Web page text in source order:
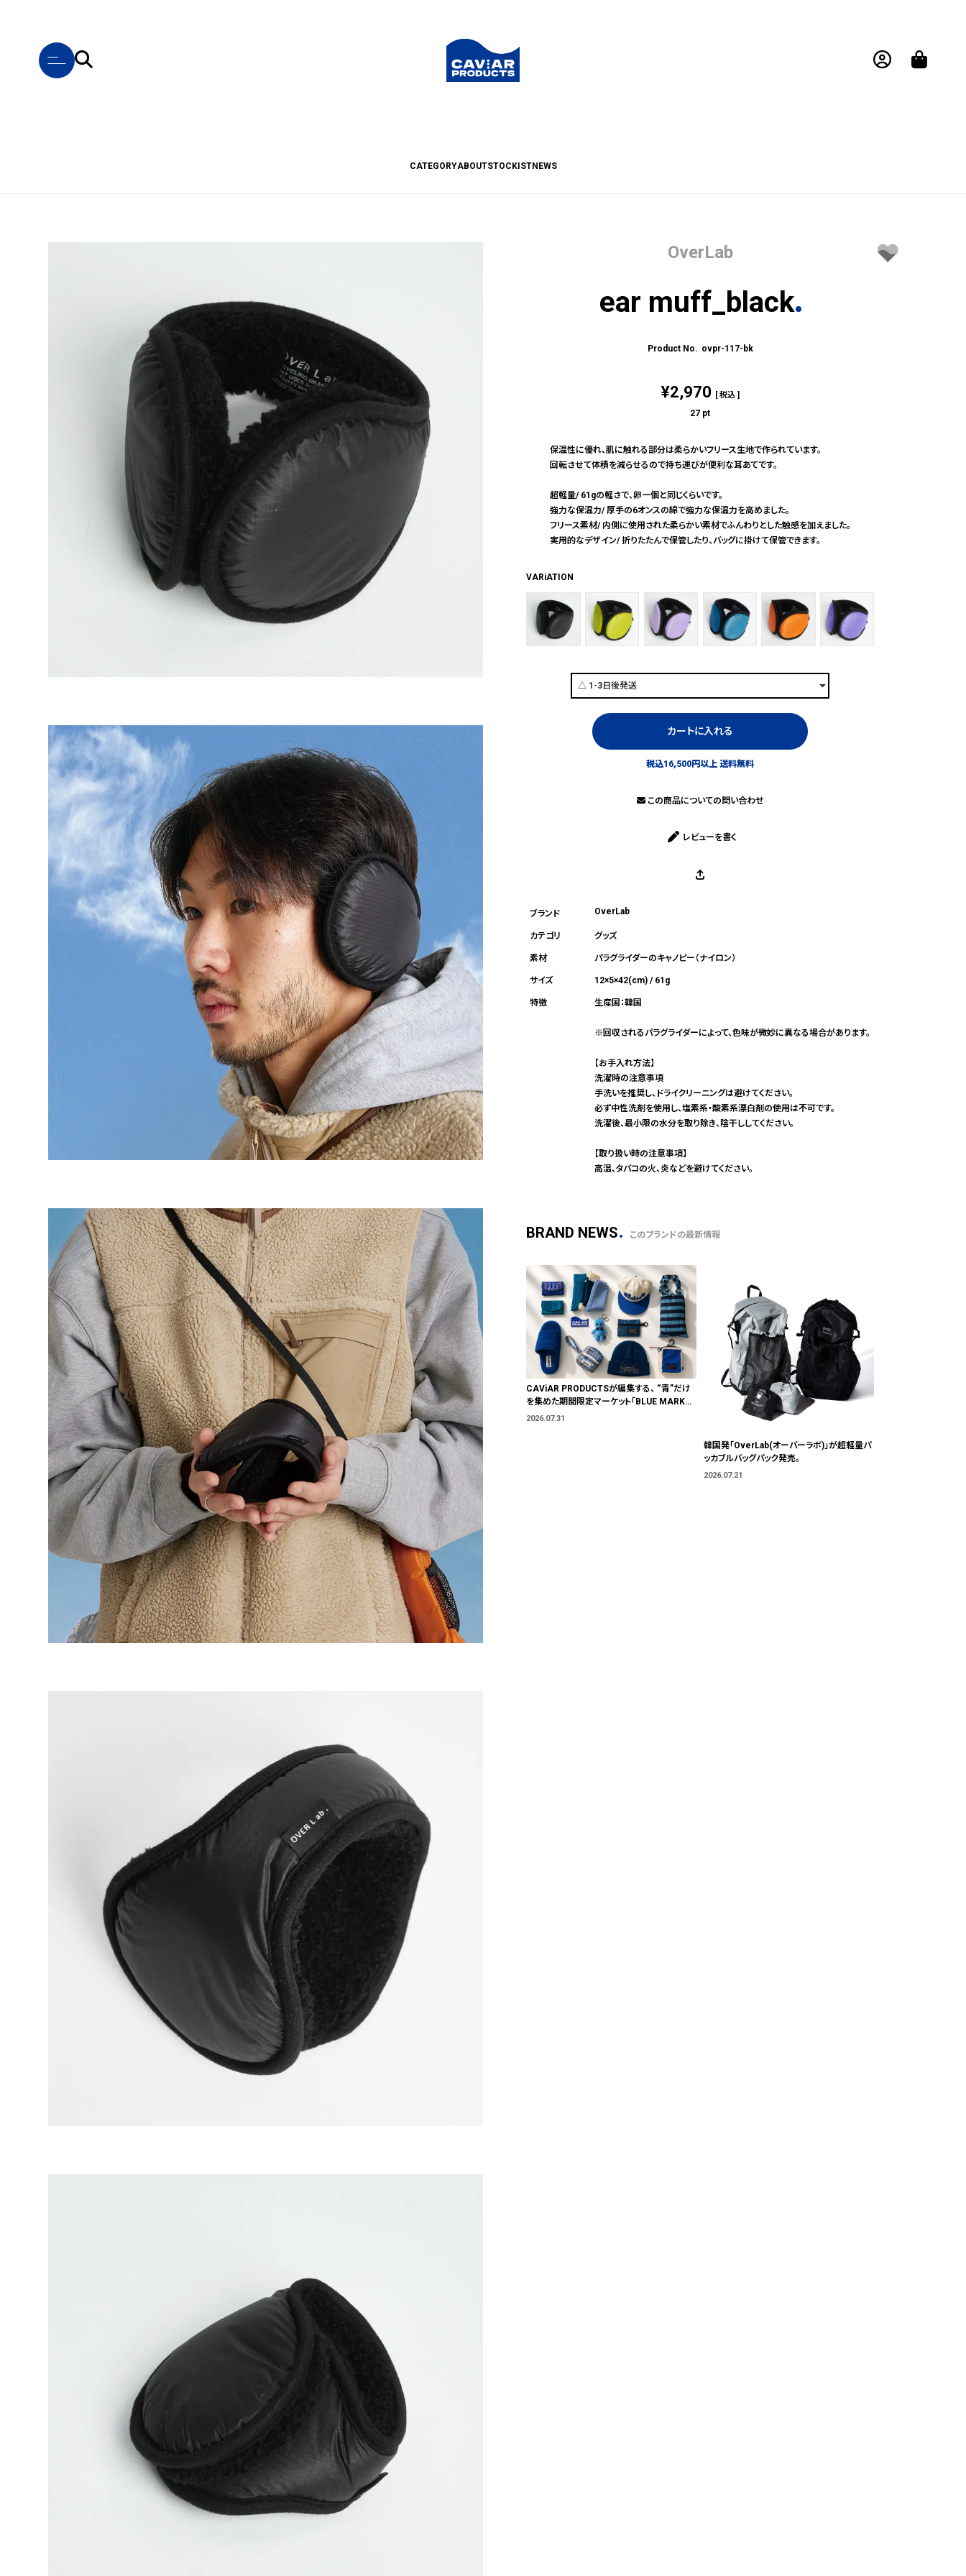
CATEGORYABOUTSTOCKISTNEWS
OverLab
ear muff_black
ovpr-117-bk
¥2,970 税込
27 pt
保温性に優れ、肌に触れる部分は柔らかいフリース生地で作られています。
回転させて体積を減らせるので持ち運びが便利な耳あてです。
超軽量/ 61gの軽さで、卵一個と同じくらいです。
強力な保温力/ 厚手の6オンスの綿で強力な保温力を高めました。
フリース素材/ 内側に使用された柔らかい素材でふんわりとした触感を加えました。
実用的なデザイン/ 折りたたんで保管したり、バッグに掛けて保管できます。
VARiATION
カートに入れる
税込16,500円以上 送料無料
この商品についての問い合わせ
レビューを書く
OverLab
グッズ
パラグライダーのキャノピー（ナイロン）
12×5×42(cm) / 61g
生産国：韓国
※回収されるパラグライダーによって、色味が微妙に異なる場合があります。
【お手入れ方法】
洗濯時の注意事項
手洗いを推奨し、ドライクリーニングは避けてください。
必ず中性洗剤を使用し、塩素系・酸素系漂白剤の使用は不可です。
洗濯後、最小限の水分を取り除き、陰干ししてください。
【取り扱い時の注意事項】
高温、タバコの火、炎などを避けてください。
BRAND NEWS このブランドの最新情報
CAViAR PRODUCTSが編集する、 “青”だけ
を集めた期間限定マーケット「BLUE MARKE
T」が横浜に。ブランドではなく、"色"から出会
2026.07.31
韓国発「OverLab(オーバーラボ)」が超軽量パ
ッカブルバッグパック発売。
2026.07.21